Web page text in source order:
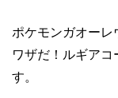
ポケモンガオー
ワザだ！ルギア
す。